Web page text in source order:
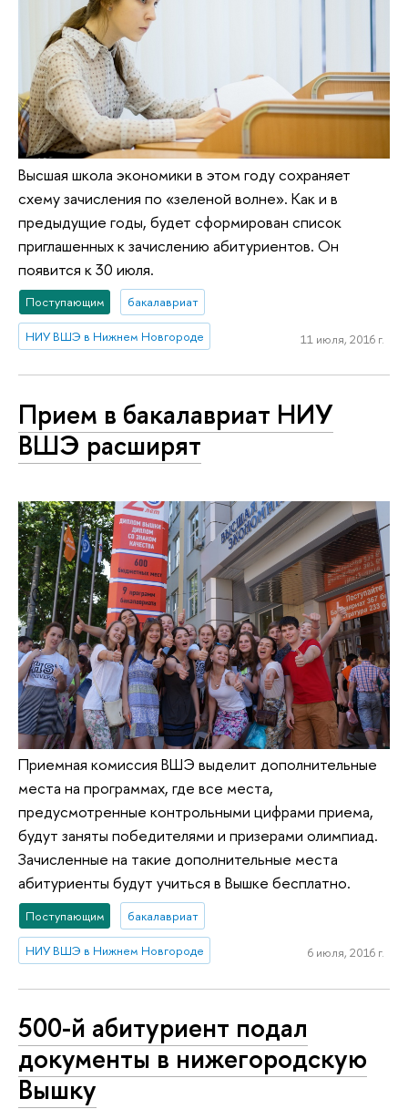
Высшая школа экономики в этом году сохраняет
схему зачисления по «зеленой волне». Как и в
предыдущие годы, будет сформирован список
приглашенных к зачислению абитуриентов. Он
появится к 30 июля.
Поступающим бакалавриат
НИУ ВШЭ в Нижнем Новгороде 11 июля, 2016 г.
Прием в бакалавриат НИУ
ВШЭ расширят
Приемная комиссия ВШЭ выделит дополнительные
места на программах, где все места,
предусмотренные контрольными цифрами приема,
будут заняты победителями и призерами олимпиад.
Зачисленные на такие дополнительные места
абитуриенты будут учиться в Вышке бесплатно.
Поступающим бакалавриат
НИУ ВШЭ в Нижнем Новгороде 6 июля, 2016 г.
500-й абитуриент подал
документы в нижегородскую
Вышку